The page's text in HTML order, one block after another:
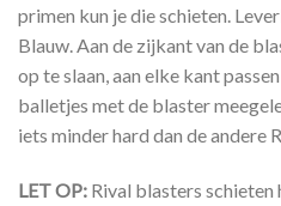
primen kun je die schieten.
Blauw. Aan de zijkant van de
op te slaan, aan elke kant
balletjes met de blaster
iets minder hard dan de andere
LET OP: Rival blasters